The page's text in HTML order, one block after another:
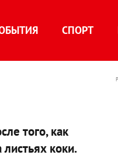
СПОРТ
того, как
коки.